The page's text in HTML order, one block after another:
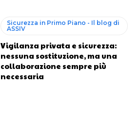
Sicurezza in Primo Piano - Il blog di
ASSIV
Vigilanza privata e sicurezza:
nessuna sostituzione, ma una
collaborazione sempre più
necessaria